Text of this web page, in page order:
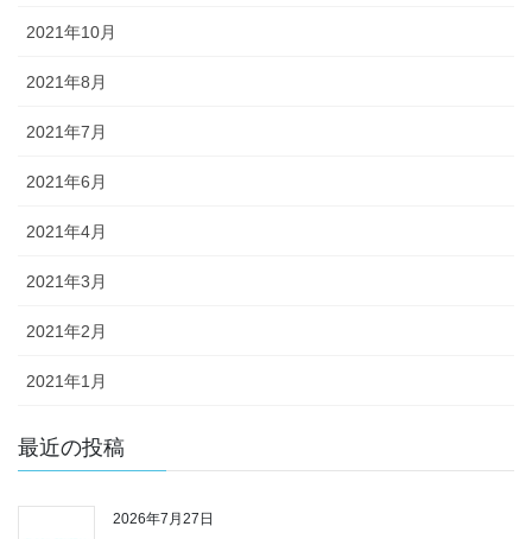
2021年10月
2021年8月
2021年7月
2021年6月
2021年4月
2021年3月
2021年2月
2021年1月
最近の投稿
2026年7月27日